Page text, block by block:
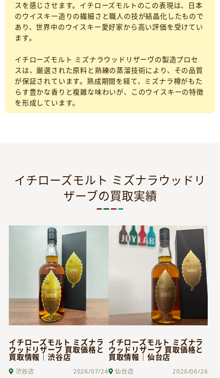
スを感じさせます。イチローズモルトのこの表現は、日本
のウイスキー造りの繊細さと職人の技が結晶化したもので
あり、世界中のウイスキー愛好家から高い評価を受けてい
ます。
イチローズモルト ミズナラウッドリザーヴの製造プロセ
スは、厳選された原料と熟練の蒸溜技術により、その品質
が保証されています。熟成期間を経て、ミズナラ樽がもた
らす豊かな香りと複雑な味わいが、このウイスキーの特徴
を形成しています。
イチローズモルト ミズナラウッドリ
ザーブの買取実績
イチローズモルト ミズナラ
ウッドリザーブ 買取価格と
買取情報｜渋谷店
渋谷店 2026/07/24
イチローズモルト ミズナラ
ウッドリザーブ 買取価格と
買取情報｜仙台店
仙台店 2026/06/26